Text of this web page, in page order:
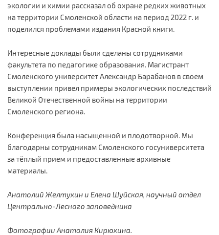
экологии и химии рассказал об охране редких животных
на территории Смоленской области на период 2022 г. и
поделился проблемами издания Красной книги.
Интересные доклады были сделаны сотрудниками
факультета по педагогике образования. Магистрант
Смоленского университет Александр Барабанов в своем
выступлении привел примеры экологических последствий
Великой Отечественной войны на территории
Смоленского региона.
Конференция была насыщенной и плодотворной. Мы
благодарны сотрудникам Смоленского госуниверситета
за тёплый прием и предоставленные архивные
материалы.
Анатолий Желтухин и Елена Шуйская, научный отдел
Центрально-Лесного заповедника
Фотографии Анатолия Кирюхина.